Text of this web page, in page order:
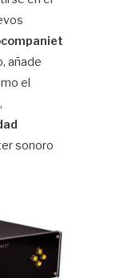
añade
el
sonoro